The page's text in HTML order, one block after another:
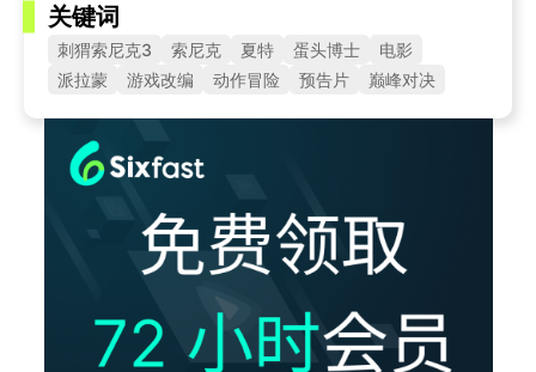
关键词
刺猬索尼克3 索尼克 夏特 蛋头博士
电影
派拉蒙
游戏改编 动作冒险 预告片 巅峰对决